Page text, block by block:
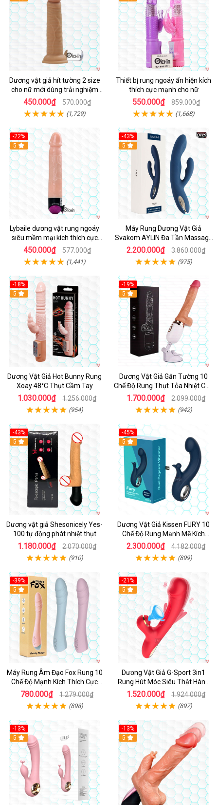
Dương vật giả hít tường 2 size
cho nữ mới dùng trải nghiệm
thật
450.000₫ 570.000₫
(1,729)
Thiết bị rung ngoáy ẩn hiện kích
thích cực mạnh cho nữ
550.000₫ 859.000₫
(1,668)
-22%
Hot
5
Lybaile dương vật rung ngoáy
siêu mềm mại kích thích cực
mạnh
450.000₫ 577.000₫
(1,441)
-43%
Hot
5
Máy Rung Dương Vật Giả
Svakom AYLIN Đa Tần Massage
Sướng
2.200.000₫ 3.860.000₫
(975)
-18%
Hot
5
Dương Vật Giả Hot Bunny Rung
Xoay 48°C Thụt Cầm Tay
1.030.000₫ 1.256.000₫
(954)
-19%
Hot
5
Dương Vật Giả Gắn Tường 10
Chế Độ Rung Thụt Tỏa Nhiệt Cao
Cấp
1.700.000₫ 2.099.000₫
(942)
-43%
5
Dương vật giả Shesonicely Yes-
100 tự động phát nhiệt thụt
1.180.000₫ 2.070.000₫
(910)
-45%
Hot
5
Dương Vật Giả Kissen FURY 10
Chế Độ Rung Mạnh Mẽ Kích
Thích
2.300.000₫ 4.182.000₫
(899)
-39%
Hot
5
Máy Rung Âm Đạo Fox Rung 10
Chế Độ Mạnh Kích Thích Cực
Sướng
780.000₫ 1.279.000₫
(898)
-21%
Hot
5
Dương Vật Giả G-Sport 3in1
Rung Hút Móc Siêu Thật Hàng
Hot
1.520.000₫ 1.924.000₫
(897)
-13%
Hot
5
-13%
Hot
5